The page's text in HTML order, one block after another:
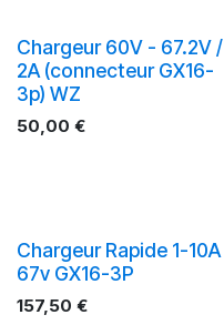
Chargeur 60V - 67.2V /
2A (connecteur GX16-
3p) WZ
50,00 €
Chargeur Rapide 1-10A
67v GX16-3P
157,50 €